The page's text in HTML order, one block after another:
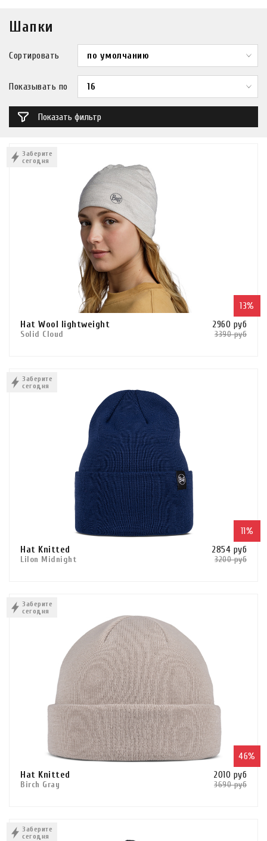
Шапки
Сортировать по умолчанию
Показывать по 16
Показать фильтр
ФИЛЬТР
до
всесезонные
весна-осень
осень-зима
53-62 см взрослые
55-62 см взрослые
основной материал
Polartec 100/Трикотаж
Primaloft
Полиэстер
Трикотаж
Хлопок
Шерсть
шапка-бини
шапка-бини вязаная
шапка вязаная
серия
Hat Crossknit
Hat Dryflx
Hat Knitted
Hat Knitted Polar
Hat Merino Active
Заберите
сегодня
Hat Wool Iightweight
Solid Cloud
2960 руб
3390 руб
13%
КУПИТЬ В 1 КЛИК
Заберите
сегодня
Hat Knitted
Lilon Midnight
2854 руб
3200 руб
11%
КУПИТЬ В 1 КЛИК
Заберите
сегодня
Hat Knitted
Birch Gray
2010 руб
3690 руб
46%
Заберите
сегодня